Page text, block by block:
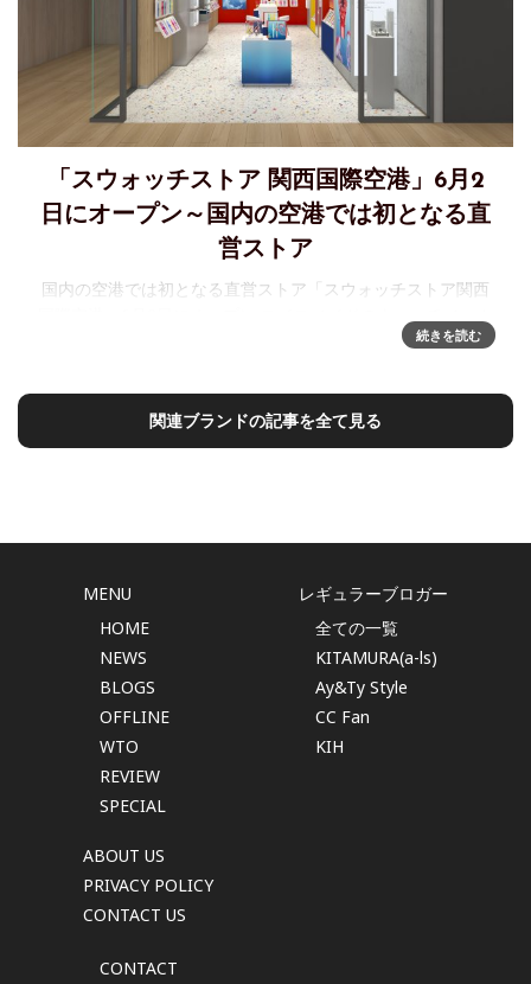
「スウォッチストア 関西国際空港」6月2
日にオープン～国内の空港では初となる直
営ストア
国内の空港では初となる直営ストア「スウォッチストア関西
ー「Swatch」が、6月2日(火)、関西国際空港の国際線エリア
オ
続きを読む
関連ブランドの記事を全て見る
MENU
HOME
NEWS
BLOGS
OFFLINE
WTO
REVIEW
SPECIAL
ABOUT US
PRIVACY POLICY
CONTACT US
レギュラーブロガー
全ての一覧
KITAMURA(a-ls)
Ay&Ty Style
CC Fan
KIH
CONTACT